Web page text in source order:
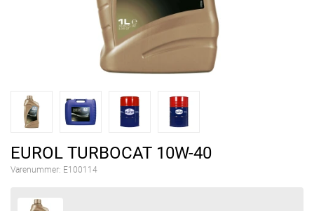
EUROL TURBOCAT 10W-40
Varenummer: E100114